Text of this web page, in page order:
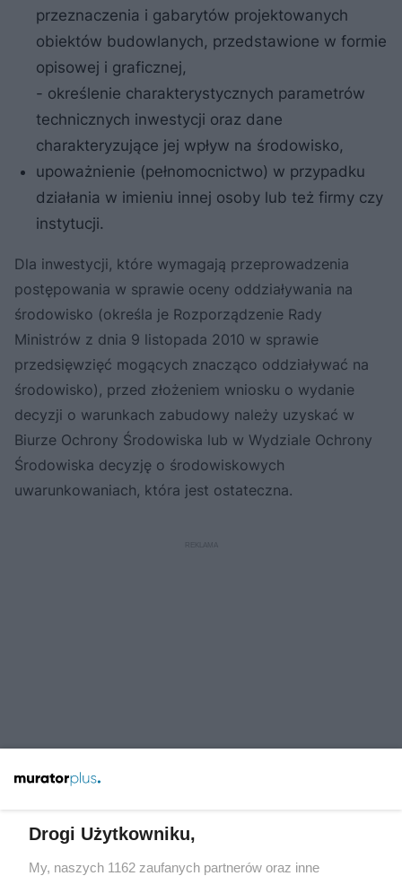
przeznaczenia i gabarytów projektowanych
obiektów budowlanych, przedstawione w formie
opisowej i graficznej,
- określenie charakterystycznych parametrów
technicznych inwestycji oraz dane
charakteryzujące jej wpływ na środowisko,
upoważnienie (pełnomocnictwo) w przypadku
działania w imieniu innej osoby lub też firmy czy
instytucji.
Dla inwestycji, które wymagają przeprowadzenia
postępowania w sprawie oceny oddziaływania na
środowisko (określa je Rozporządzenie Rady
Ministrów z dnia 9 listopada 2010 w sprawie
przedsięwzięć mogących znacząco oddziaływać na
środowisko), przed złożeniem wniosku o wydanie
decyzji o warunkach zabudowy należy uzyskać w
Biurze Ochrony Środowiska lub w Wydziale Ochrony
Środowiska decyzję o środowiskowych
uwarunkowaniach, która jest ostateczna.
Drogi Użytkowniku,
My, naszych 1162 zaufanych partnerów oraz inne